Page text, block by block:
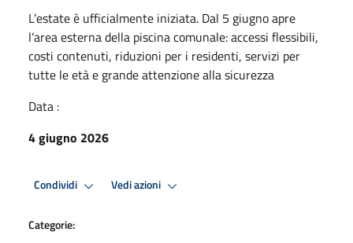
L’estate è ufficialmente iniziata. Dal 5 giugno apre
l’area esterna della piscina comunale: accessi flessibili,
costi contenuti, riduzioni per i residenti, servizi per
tutte le età e grande attenzione alla sicurezza
Data :
4 giugno 2026
Condividi Vedi azioni
Categorie: